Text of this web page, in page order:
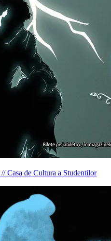
//Casa de Cultura a Studentilor